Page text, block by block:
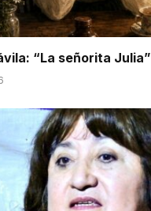
“La señorita Julia”